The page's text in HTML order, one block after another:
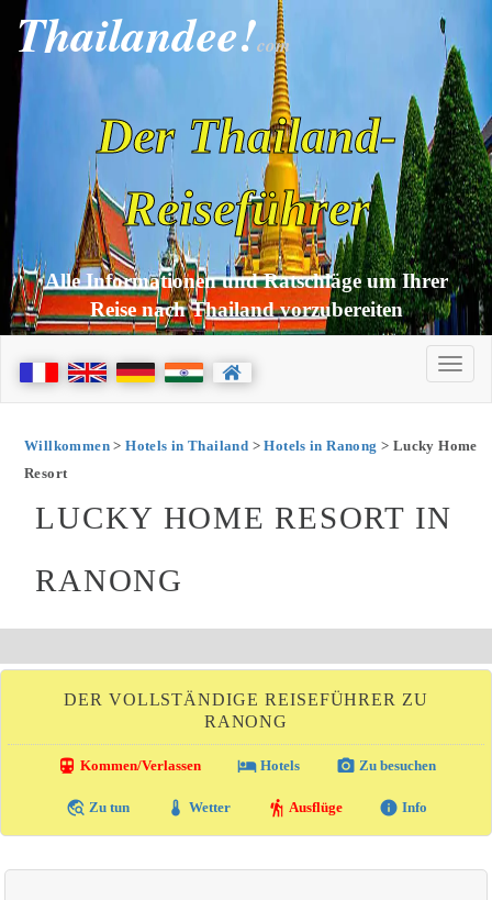
Thailandee!com
Der Thailand-
Reiseführer
Alle Informationen und Ratschläge um Ihrer
Reise nach Thailand vorzubereiten
Willkommen>Hotels in Thailand >Hotels in Ranong > Lucky Home
Resort
LUCKY HOME RESORT IN
RANONG
DER VOLLSTÄNDIGE REISEFÜHRER ZU
RANONG
directions_transit Kommen/Verlassen local_hotelHotels photo_camera Zu besuchen
travel_explore Zu tun thermostat Wetter hiking Ausflüge info Info